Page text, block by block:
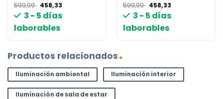
599,99 El
precio
original
599,99 €.
458,33
3 - 5 días
laborables
599,99 El
precio
original
599,99 €.
458,33
3 - 5 días
laborables
Productos relacionados
Iluminación ambiental Iluminación interior
Iluminación de sala de estar